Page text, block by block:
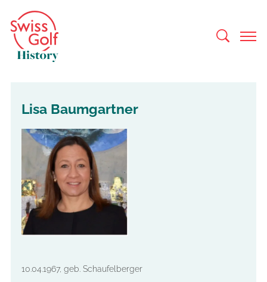
Lisa Baumgartner
10.04.1967, geb. Schaufelberger